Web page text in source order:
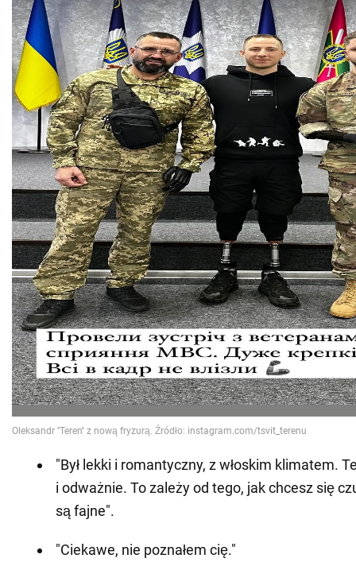
"Był lekki i romantyczny, z włoskim klimatem.
i odważnie. To zależy od tego, jak chcesz się
są fajne".
"Ciekawe, nie poznałem cię."